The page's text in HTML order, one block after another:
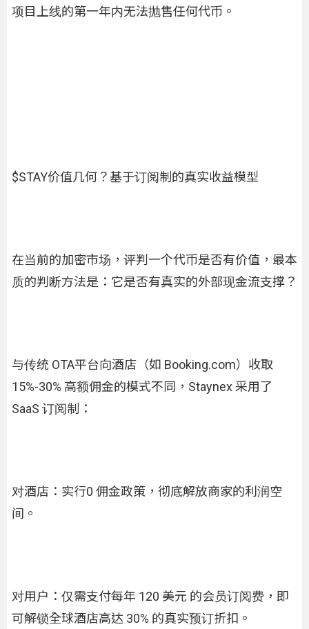
项目上线的第一年内无法抛售任何代币。
$STAY价值几何？基于订阅制的真实收益模型
在当前的加密市场，评判一个代币是否有价值，最本
质的判断方法是：它是否有真实的外部现金流支撑？
与传统 OTA平台向酒店（如 Booking.com）收取
15%-30% 高额佣金的模式不同，Staynex 采用了
SaaS 订阅制：
对酒店：实行0 佣金政策，彻底解放商家的利润空
间。
对用户：仅需支付每年 120 美元 的会员订阅费，即
可解锁全球酒店高达 30% 的真实预订折扣。